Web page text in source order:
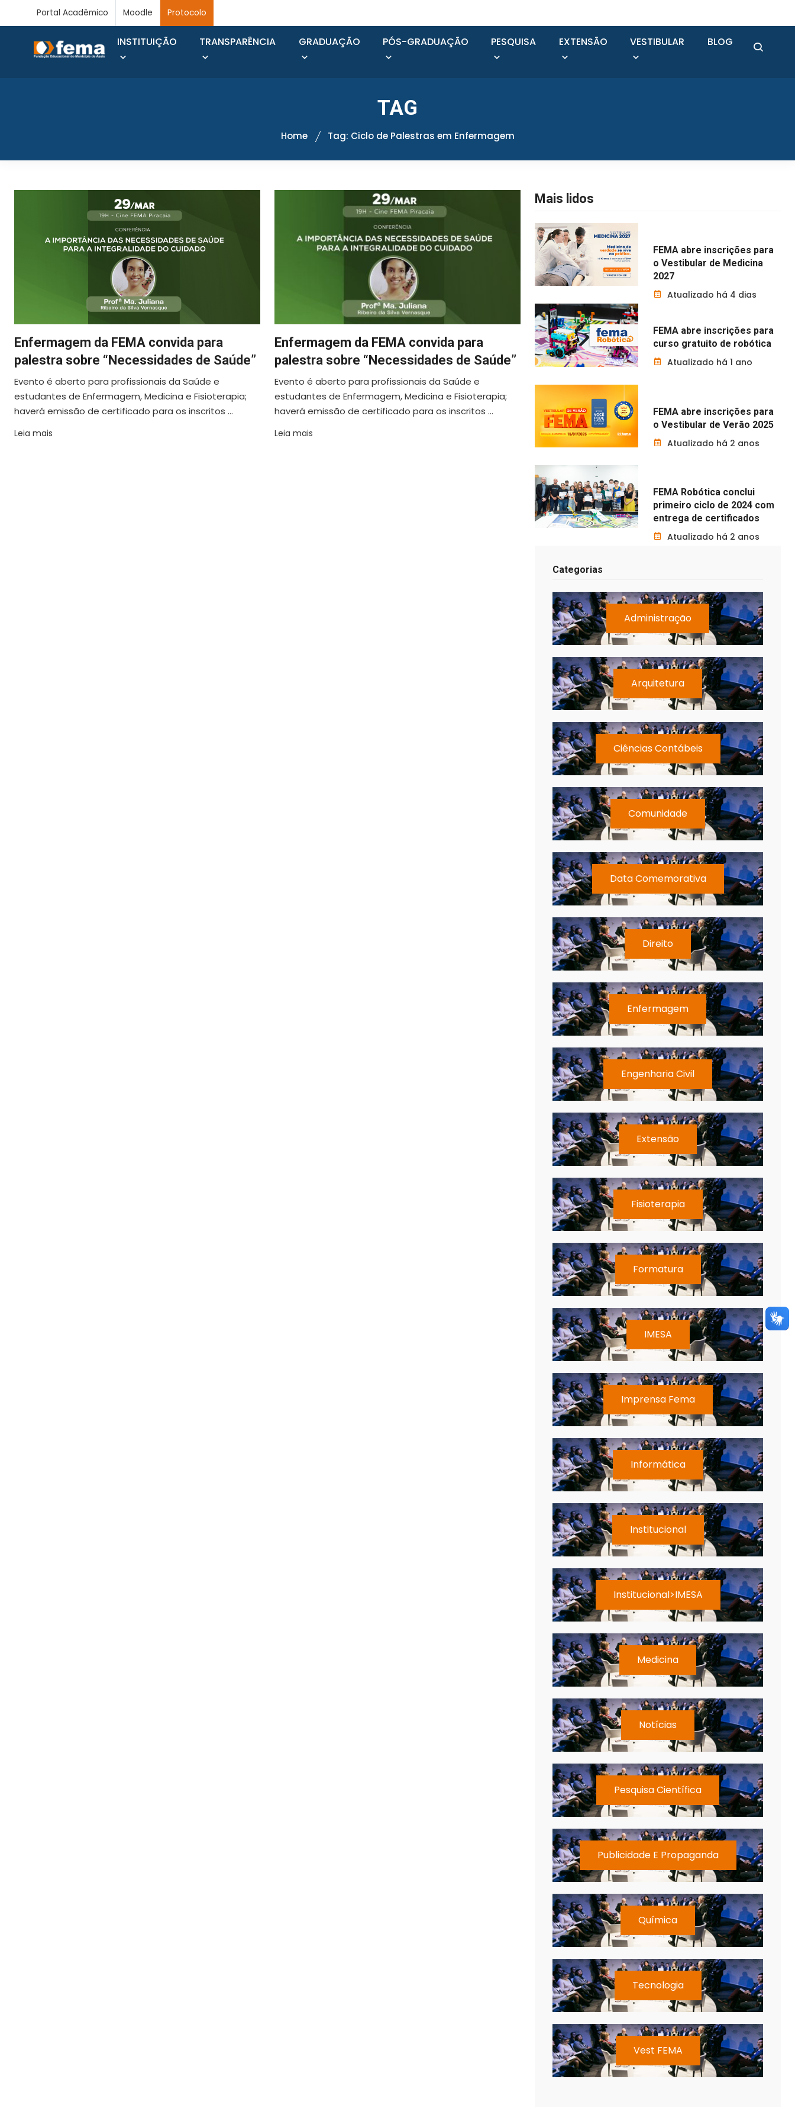
Portal Acadêmico Moodle Protocolo
INSTITUIÇÃO TRANSPARÊNCIA GRADUAÇÃO PÓS-GRADUAÇÃO PESQUISA EXTENSÃO VESTIBULAR BLOG
TAG
Home Tag: Ciclo de Palestras em Enfermagem
Enfermagem da FEMA convida para
palestra sobre “Necessidades de Saúde”
Evento é aberto para profissionais da Saúde e
estudantes de Enfermagem, Medicina e Fisioterapia;
haverá emissão de certificado para os inscritos ...
Leia mais
Enfermagem da FEMA convida para
palestra sobre “Necessidades de Saúde”
Evento é aberto para profissionais da Saúde e
estudantes de Enfermagem, Medicina e Fisioterapia;
haverá emissão de certificado para os inscritos ...
Leia mais
Mais lidos
FEMA abre inscrições para
o Vestibular de Medicina
2027
Atualizado há 4 dias
FEMA abre inscrições para
curso gratuito de robótica
Atualizado há 1 ano
FEMA abre inscrições para
o Vestibular de Verão 2025
Atualizado há 2 anos
FEMA Robótica conclui
primeiro ciclo de 2024 com
entrega de certificados
Atualizado há 2 anos
Categorias
Administração
Arquitetura
Ciências Contábeis
Comunidade
Data Comemorativa
Direito
Enfermagem
Engenharia Civil
Extensão
Fisioterapia
Formatura
IMESA
Imprensa Fema
Informática
Institucional
Institucional>IMESA
Medicina
Notícias
Pesquisa Científica
Publicidade E Propaganda
Química
Tecnologia
Vest FEMA